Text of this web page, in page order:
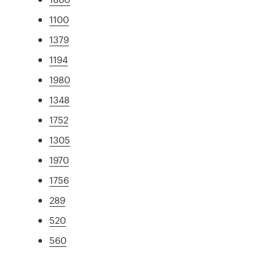
1100
1379
1194
1980
1348
1752
1305
1970
1756
289
520
560